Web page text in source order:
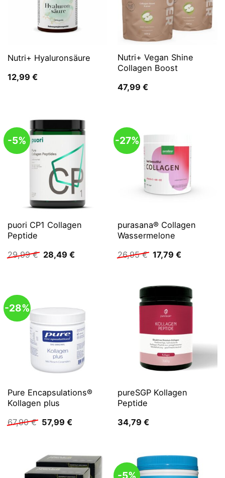
Nutri+ Hyaluronsäure
12,99 €
Nutri+ Vegan Shine
Collagen Boost
47,99 €
-5%
puori CP1 Collagen
Peptide
29,99€ Ursprünglicher
Preis
28,49 €Aktueller
-27%
purasana® Collagen
Wassermelone
26,95€ Ursprünglicher
Preis
17,79 €Aktueller
-28%
Pure Encapsulations®
Kollagen plus
67,90€ Ursprünglicher
Preis
57,99 €Aktueller
pureSGP Kollagen
Peptide
34,79 €